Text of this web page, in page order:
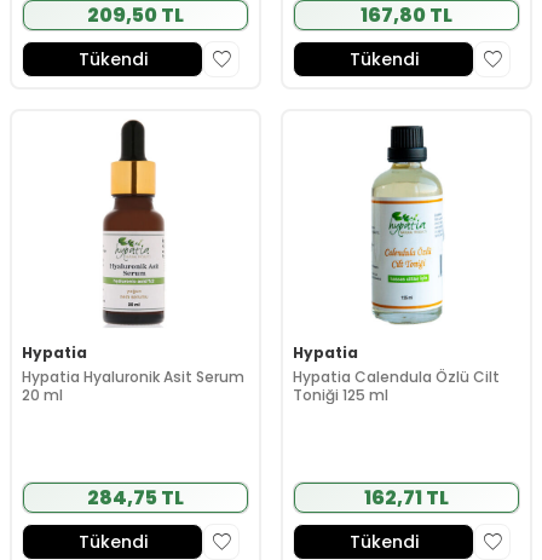
209,50 TL
Tükendi
167,80 TL
Tükendi
Hypatia
Hypatia Hyaluronik Asit Serum
20 ml
284,75 TL
Tükendi
Hypatia
Hypatia Calendula Özlü Cilt
Toniği 125 ml
162,71 TL
Tükendi